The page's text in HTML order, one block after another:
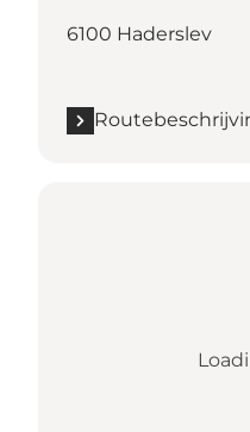
6100 Haderslev